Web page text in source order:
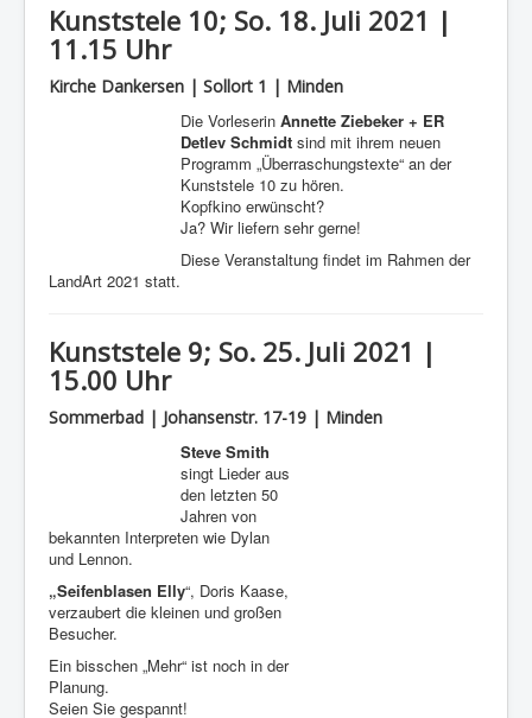
Kunststele 10; So. 18. Juli 2021 |
11.15 Uhr
Kirche Dankersen | Sollort 1 | Minden
Die Vorleserin Annette Ziebeker + ER
Detlev Schmidt sind mit ihrem neuen
Programm „Überraschungstexte“ an der
Kunststele 10 zu hören.
Kopfkino erwünscht?
Ja? Wir liefern sehr gerne!
Diese Veranstaltung findet im Rahmen der
LandArt 2021 statt.
Kunststele 9; So. 25. Juli 2021 |
15.00 Uhr
Sommerbad | Johansenstr. 17-19 | Minden
Steve Smith
singt Lieder aus
den letzten 50
Jahren von
bekannten Interpreten wie Dylan
und Lennon.
„Seifenblasen Elly“, Doris Kaase,
verzaubert die kleinen und großen
Besucher.
Ein bisschen „Mehr“ ist noch in der
Planung.
Seien Sie gespannt!